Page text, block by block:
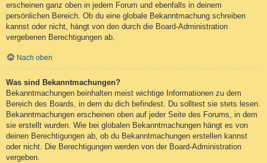
erscheinen ganz oben in jedem Forum und ebenfalls in deinem
persönlichen Bereich. Ob du eine globale Bekanntmachung schreiben
kannst oder nicht, hängt von den durch die Board-Administration
vergebenen Berechtigungen ab.
Nach oben
Was sind Bekanntmachungen?
Bekanntmachungen beinhalten meist wichtige Informationen zu dem
Bereich des Boards, in dem du dich befindest. Du solltest sie stets lesen.
Bekanntmachungen erscheinen oben auf jeder Seite des Forums, in dem
sie erstellt wurden. Wie bei globalen Bekanntmachungen hängt es von
deinen Berechtigungen ab, ob du Bekanntmachungen erstellen kannst
oder nicht. Die Berechtigungen werden von der Board-Administration
vergeben.